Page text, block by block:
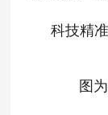
科技精
图